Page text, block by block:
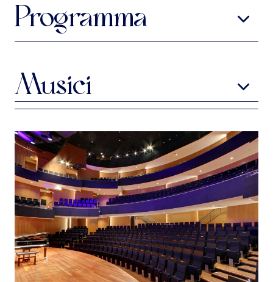
Programma
Programma onder voorbehoud
Musici
Hubert Hoffmanntheorbe
Jan Krigovskyviolone
Erich Traxlerorgel
Gunar Letzborviool, muzikale leiding